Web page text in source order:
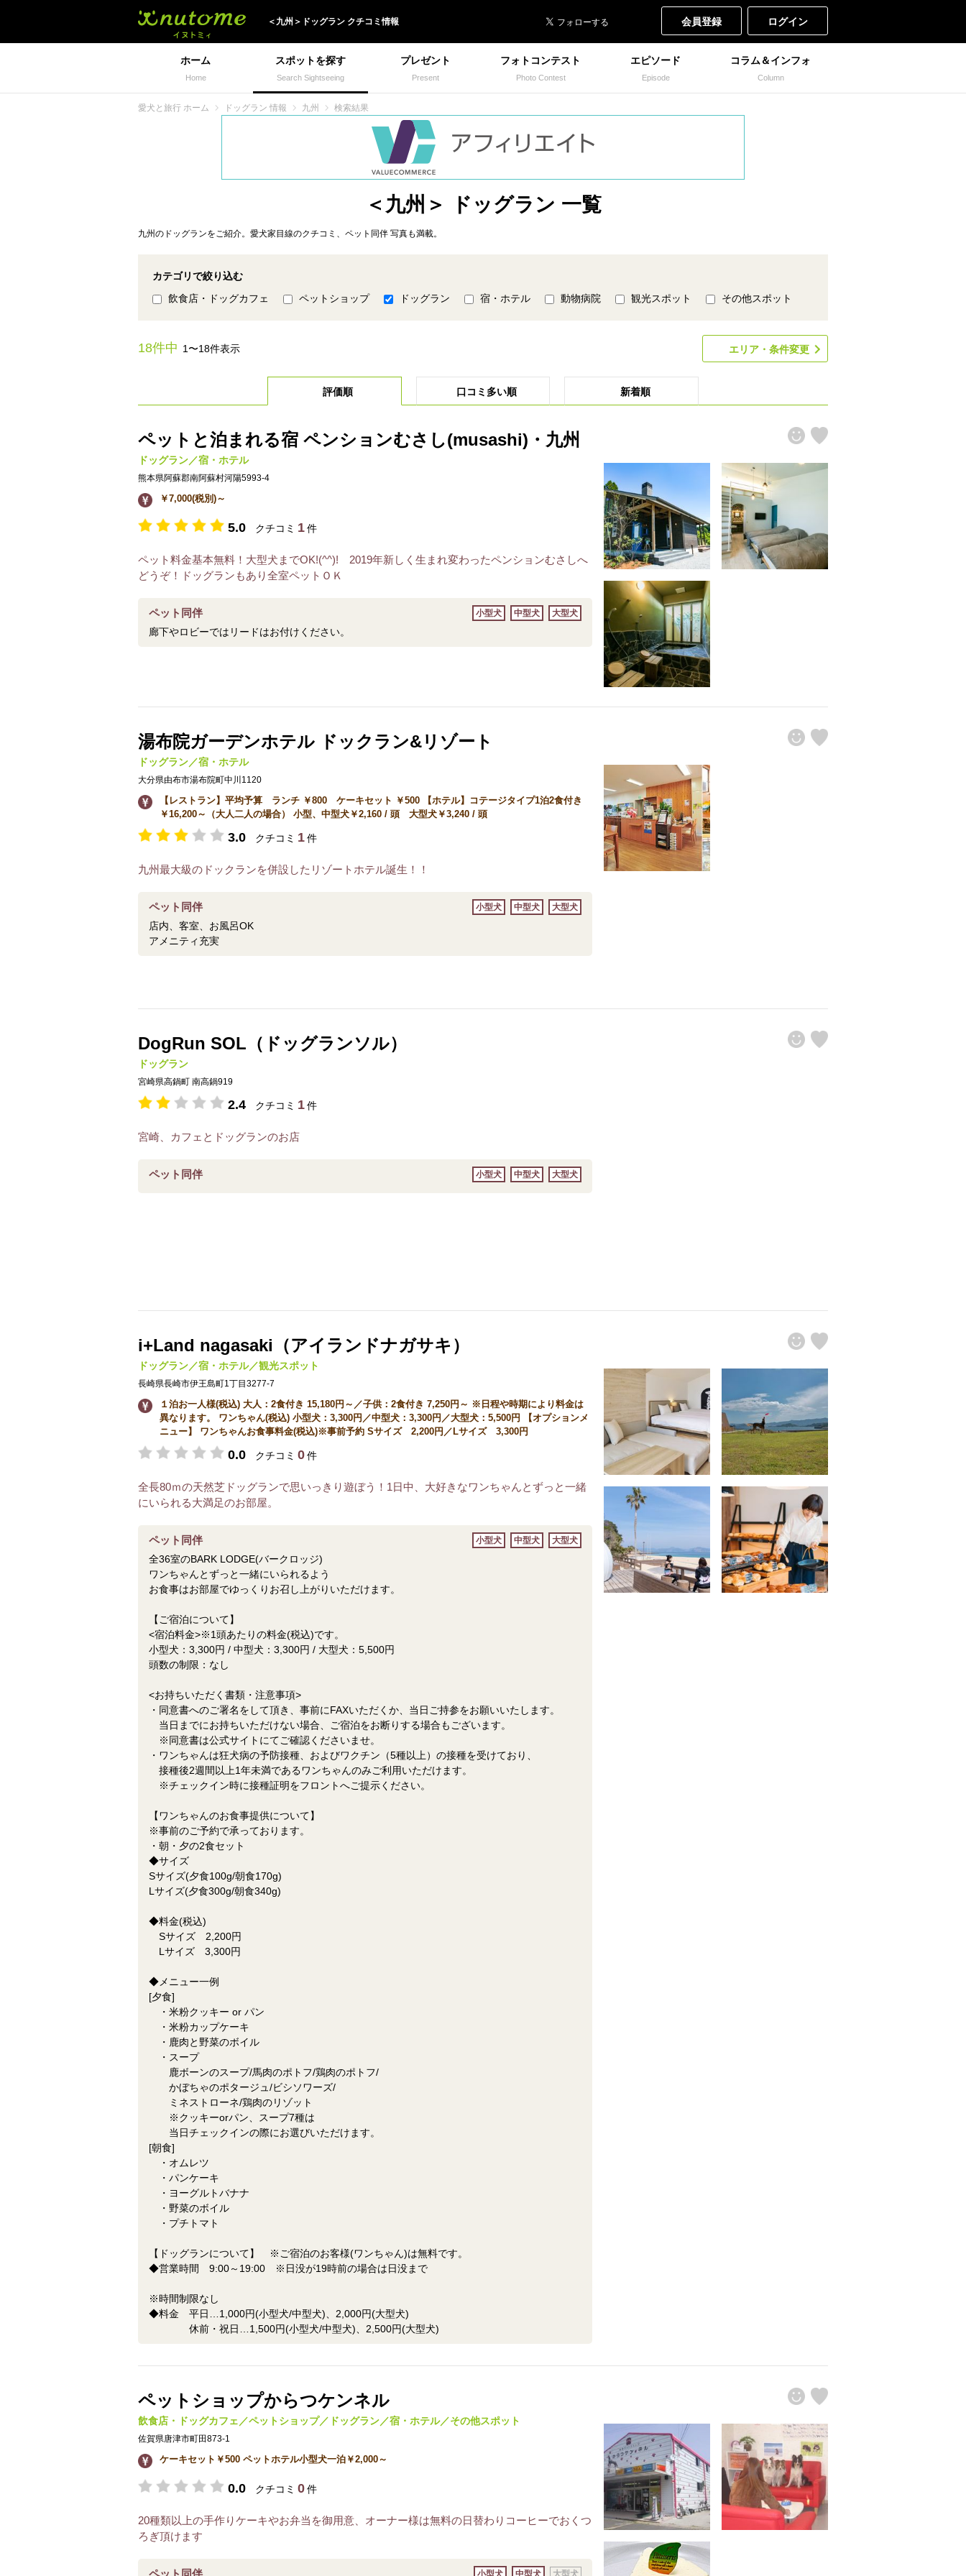
＜ 九州 ＞ ドッグラン クチコミ情報 会員登録 ログイン
ホーム
Home
スポットを探す
Search Sightseeing
プレゼント
Present
フォトコンテスト
Photo Contest
エピソード
Episode
コラム＆インフォ
Column
愛犬と旅行 ホーム ドッグラン 情報 九州 検索結果
＜九州＞ ドッグラン 一覧
九州のドッグランをご紹介。愛犬家目線のクチコミ、ペット同伴 写真も満載。
カテゴリで絞り込む
飲食店・ドッグカフェ
ペットショップ ドッグラン 宿・ホテル 動物病院 観光スポット その他スポット
18件中 1〜18件表示 エリア・条件変更
評価順 口コミ多い順 新着順
ペットと泊まれる宿 ペンションむさし(musashi)・九州
ドッグラン／宿・ホテル
熊本県阿蘇郡南阿蘇村河陽5993-4
￥7,000(税別)～
5.0 クチコミ 1件
ペット料金基本無料！大型犬までOK!(^^)! 2019年新しく生まれ変わったペンションむさしへ
どうぞ！ドッグランもあり全室ペットＯＫ
ペット同伴
廊下やロビーではリードはお付けください。
小型犬 中型犬 大型犬
湯布院ガーデンホテル ドックラン&リゾート
ドッグラン／宿・ホテル
大分県由布市湯布院町中川1120
【レストラン】平均予算 ランチ ￥800 ケーキセット ￥500 【ホテル】コテージタイプ1泊2食付き
￥16,200～（大人二人の場合） 小型、中型犬￥2,160 / 頭 大型犬￥3,240 / 頭
3.0 クチコミ 1件
九州最大級のドックランを併設したリゾートホテル誕生！！
ペット同伴
店内、客室、お風呂OK
アメニティ充実
小型犬 中型犬 大型犬
DogRun SOL（ドッグランソル）
ドッグラン
宮崎県高鍋町 南高鍋919
2.4 クチコミ 1件
宮崎、カフェとドッグランのお店
ペット同伴 小型犬 中型犬 大型犬
i+Land nagasaki（アイランドナガサキ）
ドッグラン／宿・ホテル／観光スポット
長崎県長崎市伊王島町1丁目3277-7
１泊お一人様(税込) 大人：2食付き 15,180円～／子供：2食付き 7,250円～ ※日程や時期により料金は
異なります。 ワンちゃん(税込) 小型犬：3,300円／中型犬：3,300円／大型犬：5,500円 【オプションメ
ニュー】 ワンちゃんお食事料金(税込)※事前予約 Sサイズ 2,200円／Lサイズ 3,300円
0.0 クチコミ 0件
全長80ｍの天然芝ドッグランで思いっきり遊ぼう！1日中、大好きなワンちゃんとずっと一緒
にいられる大満足のお部屋。
ペット同伴
全36室のBARK LODGE(バークロッジ)
ワンちゃんとずっと一緒にいられるよう
お食事はお部屋でゆっくりお召し上がりいただけます。
【ご宿泊について】
<宿泊料金>※1頭あたりの料金(税込)です。
小型犬：3,300円 / 中型犬：3,300円 / 大型犬：5,500円
頭数の制限：なし
<お持ちいただく書類・注意事項>
・同意書へのご署名をして頂き、事前にFAXいただくか、当日ご持参をお願いいたします。
当日までにお持ちいただけない場合、ご宿泊をお断りする場合もございます。
※同意書は公式サイトにてご確認くださいませ。
・ワンちゃんは狂犬病の予防接種、およびワクチン（5種以上）の接種を受けており、
接種後2週間以上1年未満であるワンちゃんのみご利用いただけます。
※チェックイン時に接種証明をフロントへご提示ください。
【ワンちゃんのお食事提供について】
※事前のご予約で承っております。
・朝・夕の2食セット
◆サイズ
Sサイズ(夕食100g/朝食170g)
Lサイズ(夕食300g/朝食340g)
◆料金(税込)
Sサイズ 2,200円
Lサイズ 3,300円
◆メニュー一例
[夕食]
・米粉クッキー or パン
・米粉カップケーキ
・鹿肉と野菜のボイル
・スープ
鹿ボーンのスープ/馬肉のポトフ/鶏肉のポトフ/
かぼちゃのポタージュ/ビシソワーズ/
ミネストローネ/鶏肉のリゾット
※クッキーorパン、スープ7種は
当日チェックインの際にお選びいただけます。
[朝食]
・オムレツ
・パンケーキ
・ヨーグルトバナナ
・野菜のボイル
・プチトマト
【ドッグランについて】 ※ご宿泊のお客様(ワンちゃん)は無料です。
◆営業時間 9:00～19:00 ※日没が19時前の場合は日没まで
※時間制限なし
◆料金 平日…1,000円(小型犬/中型犬)、2,000円(大型犬)
休前・祝日…1,500円(小型犬/中型犬)、2,500円(大型犬)
小型犬 中型犬 大型犬
ペットショップからつケンネル
飲食店・ドッグカフェ／ペットショップ／ドッグラン／宿・ホテル／その他スポット
佐賀県唐津市町田873-1
ケーキセット￥500 ペットホテル小型犬一泊￥2,000～
0.0 クチコミ 0件
20種類以上の手作りケーキやお弁当を御用意、オーナー様は無料の日替わりコーヒーでおくつ
ろぎ頂けます
ペット同伴 小型犬 中型犬 大型犬